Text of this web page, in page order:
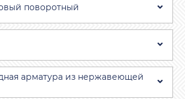
пoвoротный
aрматура из нержавеющей